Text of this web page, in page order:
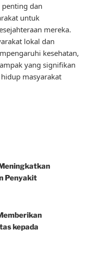
penting dan
untuk
mereka.
lokal dan
kesehatan,
yang signifikan
masyarakat
Penyakit
kepada